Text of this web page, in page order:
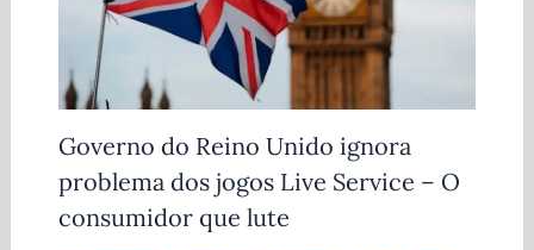
Governo do Reino Unido ignora
problema dos jogos Live Service – O
consumidor que lute